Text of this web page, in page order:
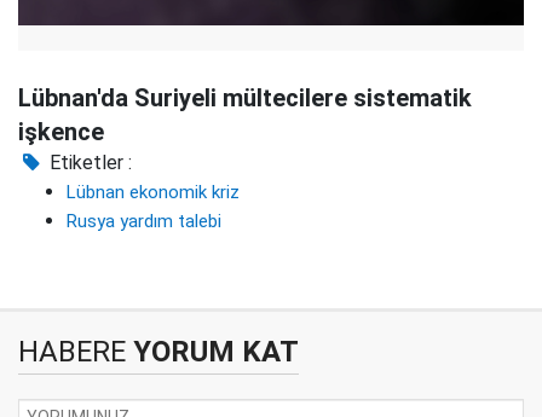
Lübnan'da Suriyeli mültecilere sistematik
işkence
Etiketler :
Lübnan ekonomik kriz
Rusya yardım talebi
HABERE YORUM KAT